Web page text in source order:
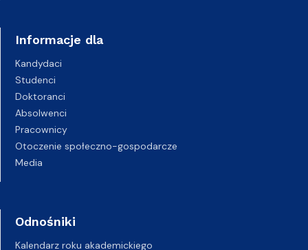
Informacje dla
Kandydaci
Studenci
Doktoranci
Absolwenci
Pracownicy
Otoczenie społeczno-gospodarcze
Media
Odnośniki
Kalendarz roku akademickiego